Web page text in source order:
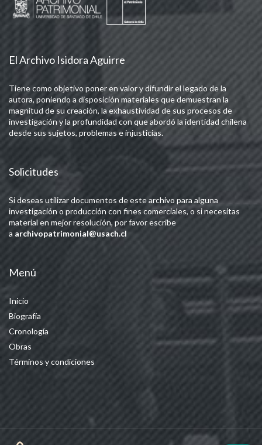
El Archivo Isidora Aguirre
Tiene como objetivo poner en valor y difundir el legado de la
autora, poniendo a disposición materiales que demuestran la
magnitud de su creación, la exhaustividad de sus procesos de
investigación y la profundidad con que abordó la identidad chilena
desde sus sujetos, problemas e injusticias.
Solicitudes
Si deseas utilizar documentos de este archivo para alguna
investigación o producción con fines comerciales, o si necesitas
material en mejor resolución, por favor escribe
a archivopatrimonial@usach.cl
Menú
Inicio
Biografía
Cronología
Obras
Términos y condiciones